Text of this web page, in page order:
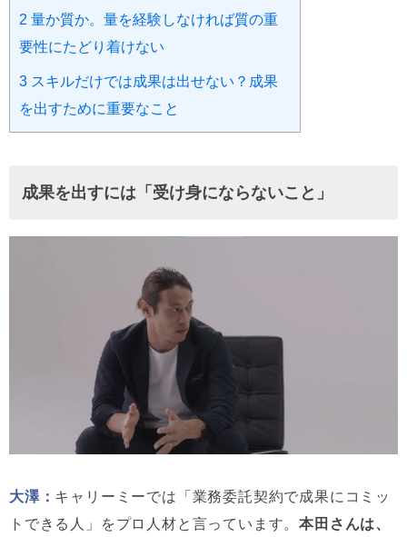
2 量か質か。量を経験しなければ質の重
要性にたどり着けない
3 スキルだけでは成果は出せない？成果
を出すために重要なこと
成果を出すには「受け身にならないこと」
大澤： キャリーミーでは「業務委託契約で成果にコミッ
トできる人」をプロ人材と言っています。本田さんは、